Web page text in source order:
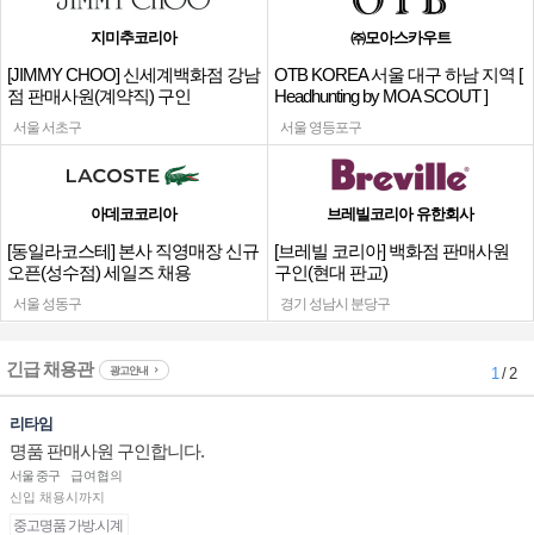
지미추코리아
[JIMMY CHOO] 신세계백화점 강남
점 판매사원(계약직) 구인
서울 서초구
㈜모아스카우트
OTB KOREA 서울 대구 하남 지역 [
Headhunting by MOA SCOUT ]
서울 영등포구
아데코코리아
[동일라코스테] 본사 직영매장 신규
오픈(성수점) 세일즈 채용
서울 성동구
브레빌코리아 유한회사
[브레빌 코리아] 백화점 판매사원
구인(현대 판교)
경기 성남시 분당구
긴급 채용관 광고안내 1/ 2
리타임
명품 판매사원 구인합니다.
서울 중구
급여협의
신입 채용시까지
중고명품 가방.시계